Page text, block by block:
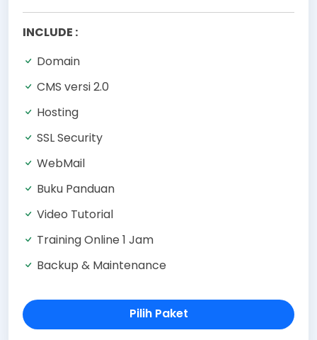
INCLUDE :
Domain
CMS versi 2.0
Hosting
SSL Security
WebMail
Buku Panduan
Video Tutorial
Training Online 1 Jam
Backup & Maintenance
Pilih Paket